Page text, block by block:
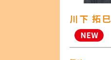
川下 拓巳